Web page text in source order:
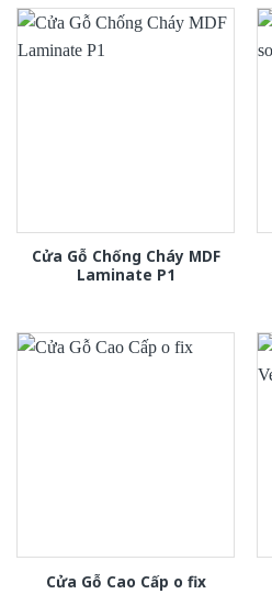
Cửa Gỗ Chống Cháy MDF
Laminate P1
Cửa Gỗ Cao Cấp o fix